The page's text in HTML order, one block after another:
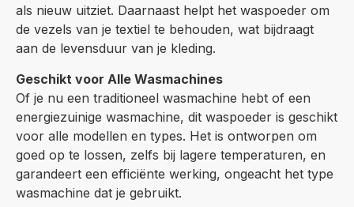
als nieuw uitziet. Daarnaast helpt het waspoeder om
de vezels van je textiel te behouden, wat bijdraagt
aan de levensduur van je kleding.
Geschikt voor Alle Wasmachines
Of je nu een traditioneel wasmachine hebt of een
energiezuinige wasmachine, dit waspoeder is geschikt
voor alle modellen en types. Het is ontworpen om
goed op te lossen, zelfs bij lagere temperaturen, en
garandeert een efficiënte werking, ongeacht het type
wasmachine dat je gebruikt.